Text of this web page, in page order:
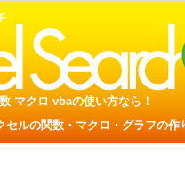
マクロ vbaの使い方なら！
セルの関数・マクロ・グラフの